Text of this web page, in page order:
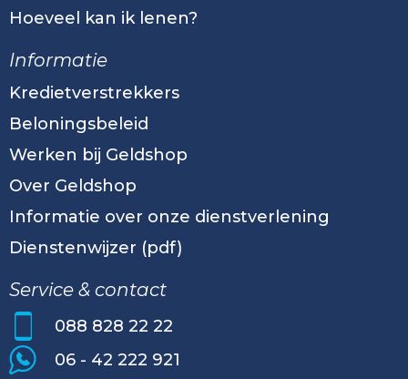
Hoeveel kan ik lenen?
Informatie
Kredietverstrekkers
Beloningsbeleid
Werken bij Geldshop
Over Geldshop
Informatie over onze dienstverlening
Dienstenwijzer (pdf)
Service & contact
088 828 22 22
06 - 42 222 921